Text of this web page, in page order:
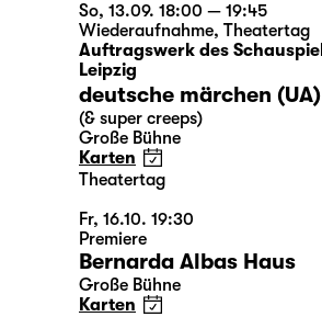
So, 13.09. 18:00 — 19:45
Wiederaufnahme, Theatertag
Auftragswerk des Schauspiel
Leipzig
deutsche märchen (UA)
(& super creeps)
Große Bühne
Karten
Theatertag
Fr, 16.10. 19:30
Premiere
Bernarda Albas Haus
Große Bühne
Karten